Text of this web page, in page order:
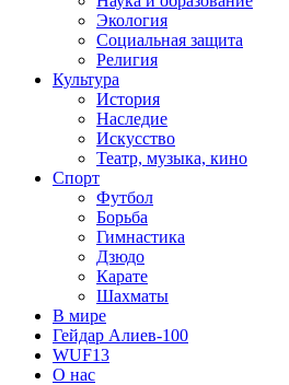
Экология
Социальная защита
Религия
Культура
История
Наследие
Искусство
Театр, музыка, кино
Спорт
Футбол
Борьба
Гимнастика
Дзюдо
Карате
Шахматы
В мире
Гейдар Алиев-100
WUF13
О нас